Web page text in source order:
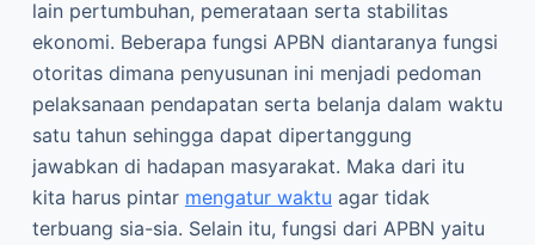
lain pertumbuhan, pemerataan serta stabilitas
ekonomi. Beberapa fungsi APBN diantaranya fungsi
otoritas dimana penyusunan ini menjadi pedoman
pelaksanaan pendapatan serta belanja dalam waktu
satu tahun sehingga dapat dipertanggung
jawabkan di hadapan masyarakat. Maka dari itu
kita harus pintar mengatur waktu agar tidak
terbuang sia-sia. Selain itu, fungsi dari APBN yaitu